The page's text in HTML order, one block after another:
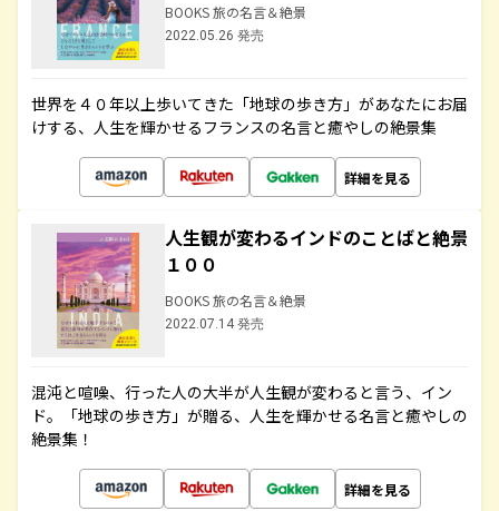
BOOKS 旅の名言＆絶景
2022.05.26 発売
世界を４０年以上歩いてきた「地球の歩き方」があなたにお届
けする、人生を輝かせるフランスの名言と癒やしの絶景集
詳細を見る
人生観が変わるインドのことばと絶景
１００
BOOKS 旅の名言＆絶景
2022.07.14 発売
混沌と喧噪、行った人の大半が人生観が変わると言う、イン
ド。「地球の歩き方」が贈る、人生を輝かせる名言と癒やしの
絶景集！
詳細を見る